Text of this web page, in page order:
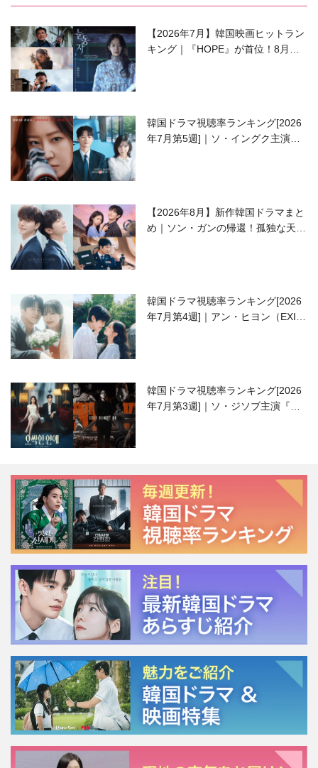
【2026年7月】韓国映画ヒットラン
キング｜『HOPE』が首位！8月公
韓国ドラマ視聴率ランキング[2026
年7月第5週]｜ソ・イングク主演の
【2026年8月】新作韓国ドラマまと
め｜ソン・ガンの帰還！孤独な天才
韓国ドラマ視聴率ランキング[2026
年7月第4週]｜アン・ヒヨン（EXID
韓国ドラマ視聴率ランキング[2026
年7月第3週]｜ソ・ジソブ主演『エ